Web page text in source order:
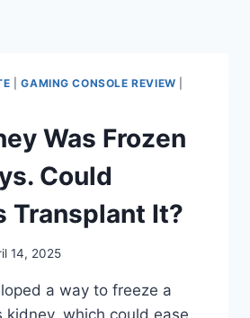
|GAMING CONSOLE REVIEW
Was Frozen
Could
Transplant It?
14, 2025
a way to freeze a